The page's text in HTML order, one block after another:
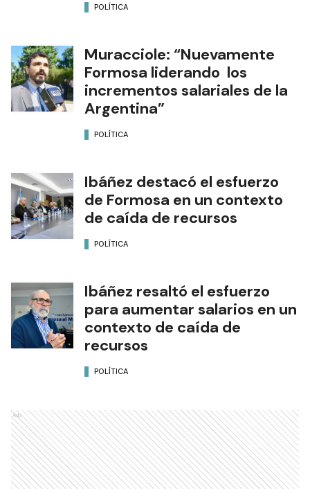
POLÍTICA
Muracciole: “Nuevamente
Formosa liderando los
incrementos salariales de la
Argentina”
POLÍTICA
Ibáñez destacó el esfuerzo
de Formosa en un contexto
de caída de recursos
POLÍTICA
Ibáñez resaltó el esfuerzo
para aumentar salarios en un
contexto de caída de
recursos
POLÍTICA
Ads